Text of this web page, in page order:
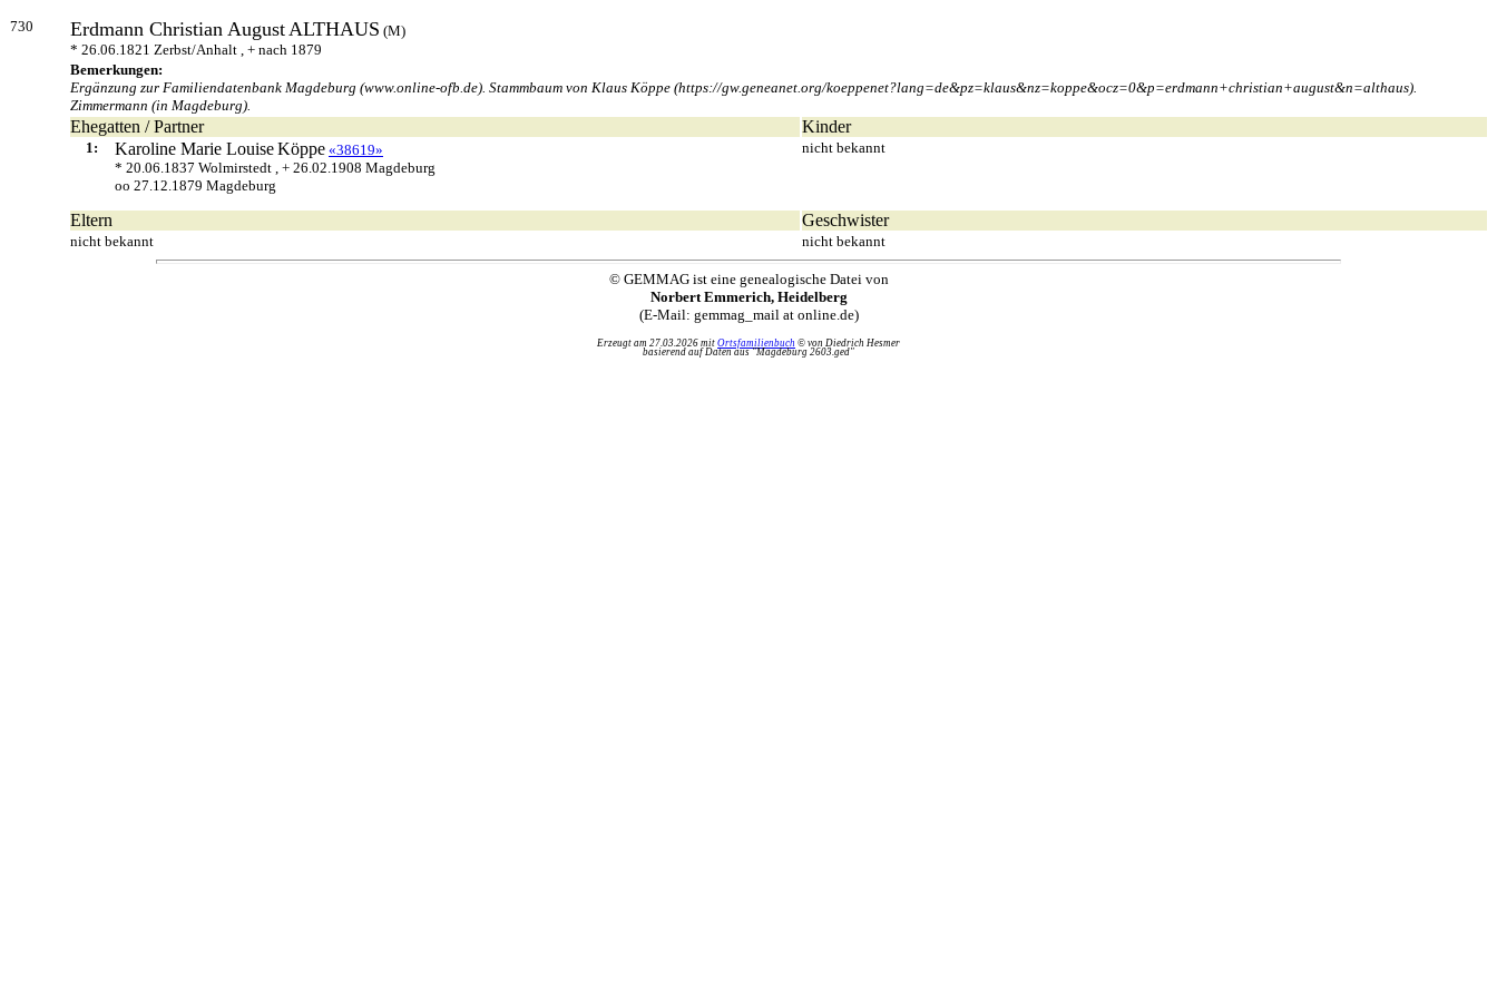
730 Erdmann Christian AugustALTHAUS (M)
* 26.06.1821 Zerbst/Anhalt , + nach 1879
Bemerkungen:
Ergänzung zur Familiendatenbank Magdeburg (www.online-ofb.de). Stammbaum von Klaus Köppe (https://gw.geneanet.org/koeppenet?lang=de&pz=klaus&nz=koppe&ocz=0&p=erdmann+christian+august&n=althaus).
Zimmermann (in Magdeburg).
Ehegatten / Partner Kinder
1: Karoline Marie LouiseKöppe «38619»
* 20.06.1837 Wolmirstedt , + 26.02.1908 Magdeburg
oo 27.12.1879 Magdeburg
nicht bekannt
Eltern Geschwister
nicht bekannt nicht bekannt
© GEMMAG ist eine genealogische Datei von
Norbert Emmerich, Heidelberg
(E-Mail: gemmag_mail at online.de)
Erzeugt am 27.03.2026 mit Ortsfamilienbuch © von Diedrich Hesmer
basierend auf Daten aus "Magdeburg 2603.ged"